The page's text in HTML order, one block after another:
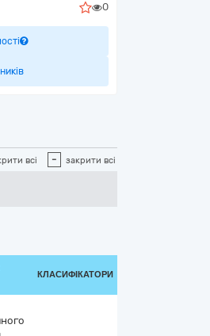
0
всі - закрити всі
КЛАСИФІКАТОРИ